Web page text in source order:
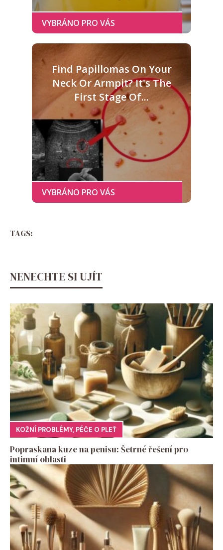
Find Papillomas On Your
Neck Or Armpit? It's The
First Stage Of...
TAGS:
NENECHTE SI UJÍT
KOŽNÍ PROBLÉMY, PÉČE O PLEŤ
Popraskana kuze na penisu: Šetrné řešení pro
intimní oblasti